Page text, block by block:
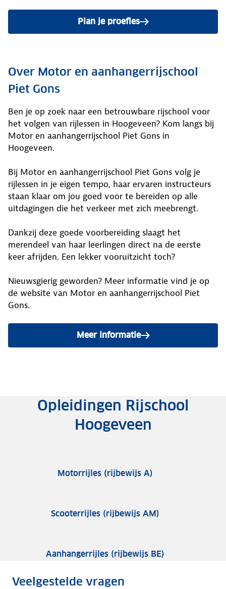
Plan je proefles
Over Motor en aanhangerrijschool
Piet Gons
Ben je op zoek naar een betrouwbare rijschool voor
het volgen van rijlessen in Hoogeveen? Kom langs bij
Motor en aanhangerrijschool Piet Gons in
Hoogeveen.
Bij Motor en aanhangerrijschool Piet Gons volg je
rijlessen in je eigen tempo, haar ervaren instructeurs
staan klaar om jou goed voor te bereiden op alle
uitdagingen die het verkeer met zich meebrengt.
Dankzij deze goede voorbereiding slaagt het
merendeel van haar leerlingen direct na de eerste
keer afrijden. Een lekker vooruitzicht toch?
Nieuwsgierig geworden? Meer informatie vind je op
de website van Motor en aanhangerrijschool Piet
Gons.
Meer informatie
Opleidingen Rijschool
Hoogeveen
Motorrijles (rijbewijs A)
Scooterrijles (rijbewijs AM)
Aanhangerrijles (rijbewijs BE)
Veelgestelde vragen